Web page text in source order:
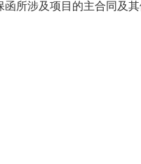
所涉及项目的主合同及